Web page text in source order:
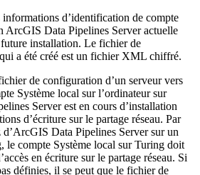
d’identification de compte
ArcGIS Data Pipelines Server actuelle
installation. Le fichier de
a été créé est un fichier XML chiffré.
de configuration d’un serveur vers
Système local sur l’ordinateur sur
Server est en cours d’installation
d’écriture sur le partage réseau. Par
Data Pipelines Server sur un
le compte Système local sur Turing doit
en écriture sur le partage réseau. Si
définies, il se peut que le fichier de